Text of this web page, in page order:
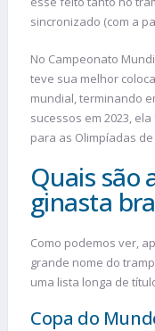
sincronizado (com a
No Campeonato
teve sua melhor
mundial, terminando
sucessos em 2023,
para as Olimpíadas de
Quais são
ginasta
Como podemos ver,
grande nome do
uma lista longa de
Copa do